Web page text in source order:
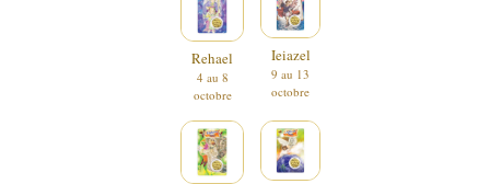
Rehael
4 au 8
octobre
Ieiazel
9 au 13
octobre